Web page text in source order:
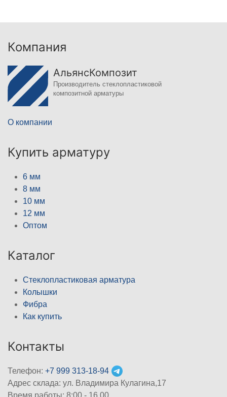
Компания
АльянсКомпозит
Производитель стеклопластиковой
композитной арматуры
О компании
Купить арматуру
6 мм
8 мм
10 мм
12 мм
Оптом
Каталог
Стеклопластиковая арматура
Колышки
Фибра
Как купить
Контакты
Телефон: +7 999 313-18-94
Адрес склада: ул. Владимира Кулагина,17
Время работы: 8:00 - 16.00